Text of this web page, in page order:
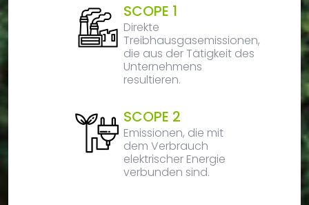
SCOPE 1
Direkte
Treibhausgasemissionen,
die aus der Tätigkeit des
Unternehmens
resultieren.
SCOPE 2
Emissionen, die mit
dem Verbrauch
elektrischer Energie
verbunden sind.